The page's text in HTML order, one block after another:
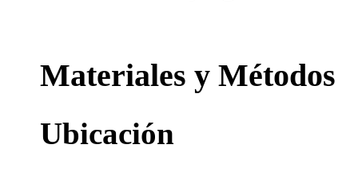
Materiales y Métodos
Ubicación